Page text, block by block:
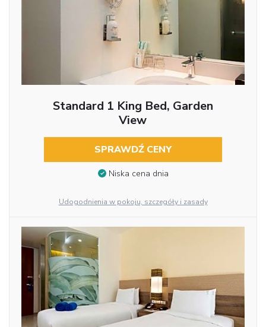
Standard 1 King Bed, Garden
View
SPRAWDŹ CENY
Niska cena dnia
Udogodnienia w pokoju, szczegóły i zasady